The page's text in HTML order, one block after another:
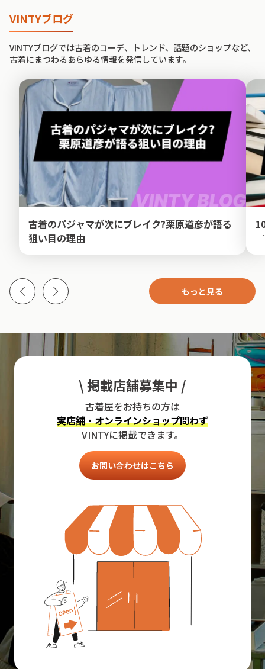
VINTYブログ
VINTYブログでは古着のコーデ、トレンド、話題のショップなど、
古着にまつわるあらゆる情報を発信しています。
古着のパジャマが次にブレイク?栗原道彦が語る
狙い目の理由
もっと見る
\ 掲載店舗募集中 /
古着屋をお持ちの方は
実店舗・オンラインショップ問わず
VINTYに掲載できます。
お問い合わせはこちら